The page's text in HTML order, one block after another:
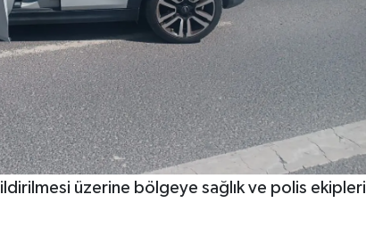
üzerine bölgeye sağlık ve polis ekipleri